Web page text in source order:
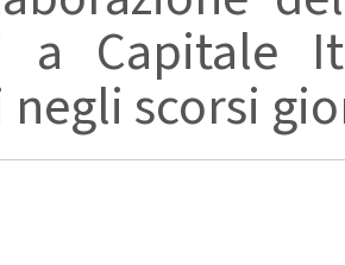
a Capitale
scorsi